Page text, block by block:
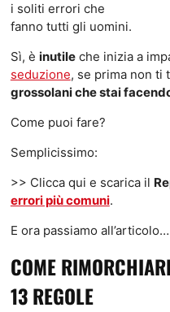
i soliti errori che
fanno tutti gli uomini.
Sì, è inutileche inizia a
seduzione, se prima non ti
grossolani che stai
Come puoi fare?
Semplicissimo:
>> Clicca qui e scarica il
errori più comuni.
E ora passiamo all’articolo…
COME
13 REGOLE